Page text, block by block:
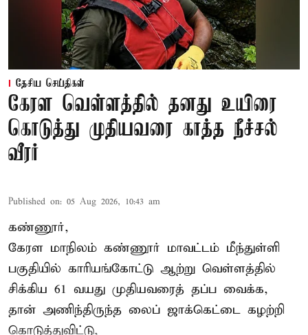
தேசிய செய்திகள்
கேரள வெள்ளத்தில் தனது உயிரை
கொடுத்து முதியவரை காத்த நீச்சல்
வீரர்
Published on: 05 Aug 2026, 10:43 am
கண்ணூர்,
கேரள மாநிலம் கண்ணூர் மாவட்டம் மீந்துள்ளி
பகுதியில் காரியங்கோட்டு ஆற்று வெள்ளத்தில்
சிக்கிய 61 வயது முதியவரைத் தப்ப வைக்க,
தான் அணிந்திருந்த லைப் ஜாக்கெட்டை கழற்றி
கொடுத்துவிட்டு,